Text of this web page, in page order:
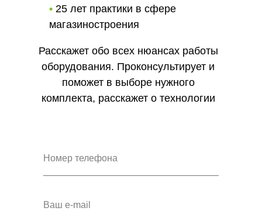
• 25 лет практики в сфере
магазиностроения
Расскажет обо всех нюансах работы
оборудования. Проконсультирует и
поможет в выборе нужного
комплекта, расскажет о технологии